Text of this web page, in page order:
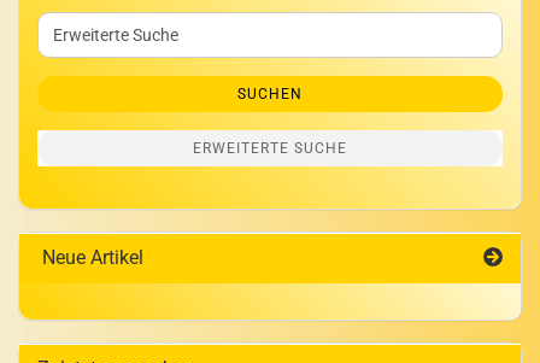
Erweiterte
Suche
SUCHEN
ERWEITERTE SUCHE
Neue Artikel